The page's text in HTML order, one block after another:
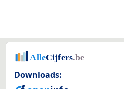
Downloads: